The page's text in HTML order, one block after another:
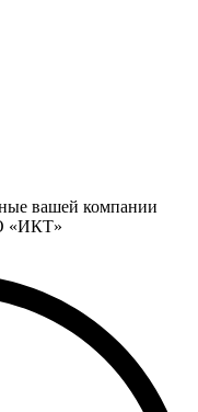
вашей компании
«ИКТ»